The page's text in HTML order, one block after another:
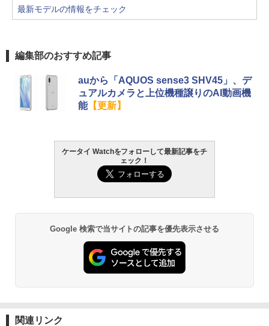
最新モデルの情報をチェック
編集部のおすすめ記事
auから「AQUOS sense3 SHV45」、デ
ュアルカメラと上位機種譲りのAI動画機
能【更新】
ケータイ Watchをフォローして最新記事をチ
ェック！
Google 検索で当サイトの記事を優先表示させる
関連リンク